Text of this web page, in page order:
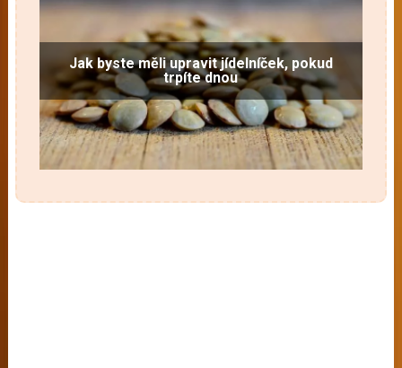
Jak byste měli upravit jídelníček, pokud
trpíte dnou